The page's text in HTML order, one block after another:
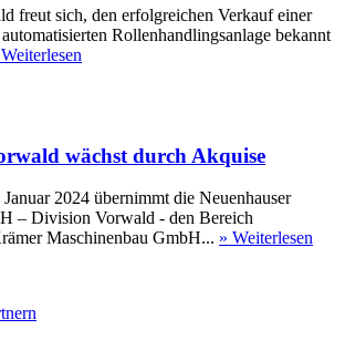
freut sich, den erfolgreichen Verkauf einer
Rollenhandlingsanlage bekannt
wächst durch Akquise
2024 übernimmt die Neuenhauser
– Division Vorwald - den Bereich
Maschinenbau GmbH... » Weiterlesen